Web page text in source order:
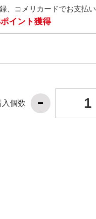
、コメリカードでお支払
イント獲得
入個数